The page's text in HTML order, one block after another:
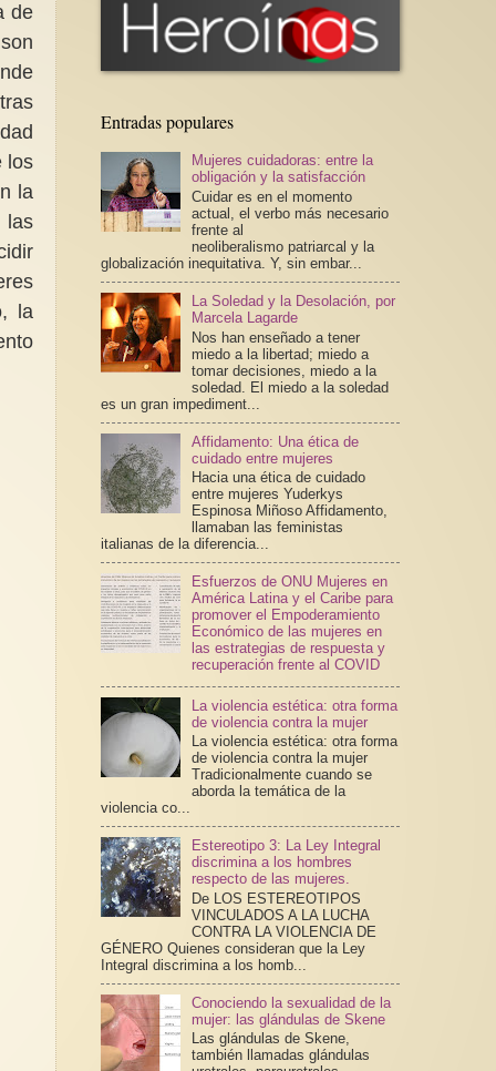
de
los
la
las
la
Entradas populares
Mujeres cuidadoras: entre la
obligación y la satisfacción
Cuidar es en el momento
actual, el verbo más necesario
frente al
neoliberalismo patriarcal y la
globalización inequitativa. Y, sin embar...
La Soledad y la Desolación, por
Marcela Lagarde
Nos han enseñado a tener
miedo a la libertad; miedo a
tomar decisiones, miedo a la
soledad. El miedo a la soledad
es un gran impediment...
Affidamento: Una ética de
cuidado entre mujeres
Hacia una ética de cuidado
entre mujeres Yuderkys
Espinosa Miñoso Affidamento,
llamaban las feministas
italianas de la diferencia...
Esfuerzos de ONU Mujeres en
América Latina y el Caribe para
promover el Empoderamiento
Económico de las mujeres en
las estrategias de respuesta y
recuperación frente al COVID
La violencia estética: otra forma
de violencia contra la mujer
La violencia estética: otra forma
de violencia contra la mujer
Tradicionalmente cuando se
aborda la temática de la
violencia co...
Estereotipo 3: La Ley Integral
discrimina a los hombres
respecto de las mujeres.
De LOS ESTEREOTIPOS
VINCULADOS A LA LUCHA
CONTRA LA VIOLENCIA DE
GÉNERO Quienes consideran que la Ley
Integral discrimina a los homb...
Conociendo la sexualidad de la
mujer: las glándulas de Skene
Las glándulas de Skene,
también llamadas glándulas